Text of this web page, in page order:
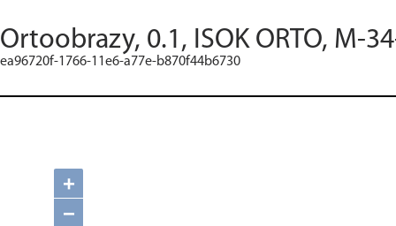
Ortoobrazy, 0.1, ISOK ORTO, M-
ea96720f-1766-11e6-a77e-b870f44b6730
+
−